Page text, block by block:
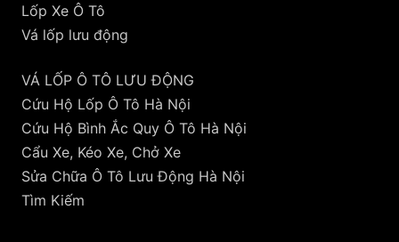
Lốp Xe Ô Tô
Vá lốp lưu động
VÁ LỐP Ô TÔ LƯU ĐỘNG
Cứu Hộ Lốp Ô Tô Hà Nội
Cứu Hộ Bình Ắc Quy Ô Tô Hà Nội
Cẩu Xe, Kéo Xe, Chở Xe
Sửa Chữa Ô Tô Lưu Động Hà Nội
Tìm Kiếm